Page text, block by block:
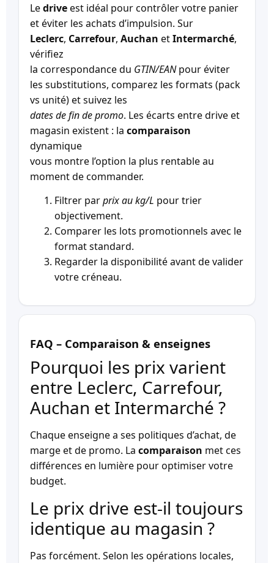
Ledriveest idéal pour contrôler votre panier
et éviter les achats d’impulsion. Sur
Leclerc, Carrefour, Auchan etIntermarché,
vérifiez
la correspondance du GTIN/EANpour éviter
les substitutions, comparez les formats (pack
vs unité) et suivez les
dates de fin de promo. Les écarts entre drive et
magasin existent : la comparaison
dynamique
vous montre l’option la plus rentable au
moment de commander.
Filtrer parprix au kg/L pour trier
objectivement.
Comparer les lots promotionnels avec le
format standard.
Regarder la disponibilité avant de valider
votre créneau.
FAQ – Comparaison & enseignes
Pourquoi les prix varient
entre Leclerc, Carrefour,
Auchan et Intermarché ?
Chaque enseigne a ses politiques d’achat, de
marge et de promo. La comparaison met ces
différences en lumière pour optimiser votre
budget.
Le prix drive est-il toujours
identique au magasin ?
Pas forcément. Selon les opérations locales,